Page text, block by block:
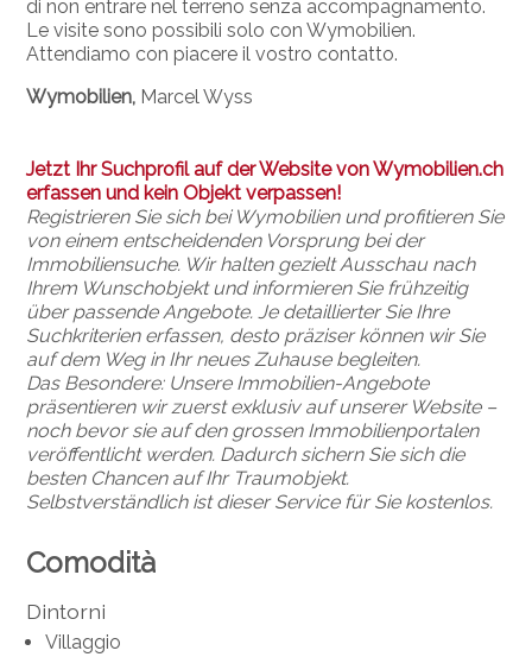
di non entrare nel terreno senza accompagnamento.
Le visite sono possibili solo con Wymobilien.
Attendiamo con piacere il vostro contatto.
Wymobilien, Marcel Wyss
Jetzt Ihr Suchprofil auf der Website von Wymobilien.ch
erfassen und kein Objekt verpassen!
Registrieren Sie sich bei Wymobilien und profitieren Sie
von einem entscheidenden Vorsprung bei der
Immobiliensuche. Wir halten gezielt Ausschau nach
Ihrem Wunschobjekt und informieren Sie frühzeitig
über passende Angebote. Je detaillierter Sie Ihre
Suchkriterien erfassen, desto präziser können wir Sie
auf dem Weg in Ihr neues Zuhause begleiten.
Das Besondere: Unsere Immobilien-Angebote
präsentieren wir zuerst exklusiv auf unserer Website –
noch bevor sie auf den grossen Immobilienportalen
veröffentlicht werden. Dadurch sichern Sie sich die
besten Chancen auf Ihr Traumobjekt.
Selbstverständlich ist dieser Service für Sie kostenlos.
Comodità
Dintorni
Villaggio